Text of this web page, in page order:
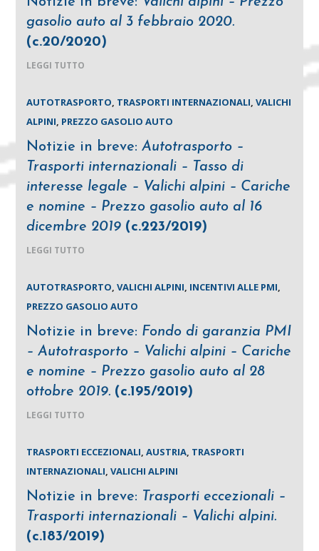
gasolio auto al 3 febbraio 2020.
(c.20/2020)
LEGGI TUTTO
AUTOTRASPORTO, TRASPORTI INTERNAZIONALI,VALICHI
ALPINI, PREZZO GASOLIO AUTO
Notizie in breve:Autotrasporto –
Trasporti internazionali – Tasso di
interesse legale – Valichi alpini – Cariche
e nomine – Prezzo gasolio auto al 16
dicembre 2019 (c.223/2019)
LEGGI TUTTO
AUTOTRASPORTO,VALICHI ALPINI, INCENTIVI ALLE PMI,
PREZZO GASOLIO AUTO
Notizie in breve: Fondo di garanzia PMI
– Autotrasporto – Valichi alpini – Cariche
e nomine – Prezzo gasolio auto al 28
ottobre 2019. (c.195/2019)
LEGGI TUTTO
TRASPORTI ECCEZIONALI,AUSTRIA, TRASPORTI
INTERNAZIONALI,VALICHI ALPINI
Notizie in breve: Trasporti eccezionali –
Trasporti internazionali – Valichi alpini.
(c.183/2019)